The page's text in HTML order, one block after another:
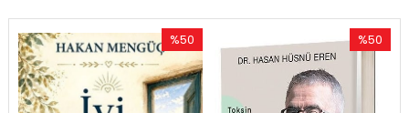
%50
İndirim
%50İndirim
%50